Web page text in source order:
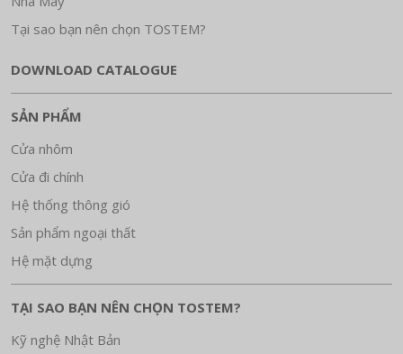
Tại sao bạn nên chọn TOSTEM?
DOWNLOAD CATALOGUE
SẢN PHẨM
Cửa nhôm
Cửa đi chính
Hệ thống thông gió
Sản phẩm ngoại thất
Hệ mặt dựng
TẠI SAO BẠN NÊN CHỌN TOSTEM?
Kỹ nghệ Nhật Bản